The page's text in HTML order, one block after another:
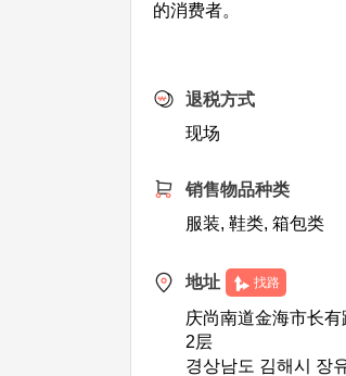
的消费者。
退税方式
现场
销售物品种类
服装, 鞋类, 箱包类
地址 找路
庆尚南道金海市长有
2层
경상남도 김해시 장